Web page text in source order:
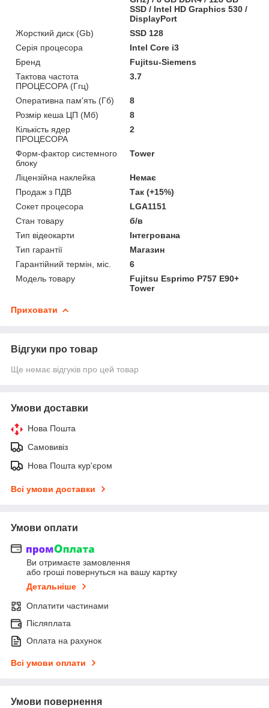
SSD / Intel HD Graphics 530 /
DisplayPort
Жорсткий диск (Gb)
SSD 128
Серія процесора
Intel Core i3
Бренд
Fujitsu-Siemens
Тактова частота
ПРОЦЕСОРА (Ггц)
3.7
Оперативна пам'ять (Гб)
8
Розмір кеша ЦП (Мб)
8
Кількість ядер
ПРОЦЕСОРА
2
Форм-фактор системного
блоку
Tower
Ліцензійна наклейка
Немає
Продаж з ПДВ
Так (+15%)
Сокет процесора
LGA1151
Стан товару
б/в
Тип відеокарти
Інтегрована
Тип гарантії
Магазин
Гарантійний термін, міс.
6
Модель товару
Fujitsu Esprimo P757 E90+
Tower
Приховати
Відгуки про товар
Ще немає відгуків про цей товар
Умови доставки
Нова Пошта
Самовивіз
Нова Пошта кур'єром
Всі умови доставки
Умови оплати
Ви отримаєте замовлення
або гроші повернуться на вашу картку
Детальніше
Оплатити частинами
Післяплата
Оплата на рахунок
Всі умови оплати
Умови повернення